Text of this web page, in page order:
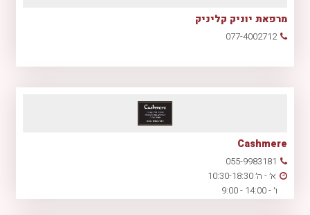
מרפאת יוניק קליניק
077-4002712
Cashmere
055-9983181
א׳ - ה׳ 10:30-18:30
ו׳ - 14:00 - 9:00